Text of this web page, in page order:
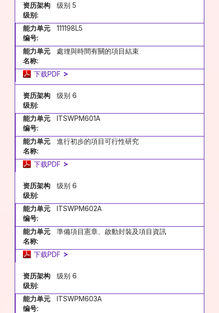
资历架构
级别:
级别 5
能力单元
编号:
111198L5
能力单元
名称:
處理與時間有關的項目結束
下载PDF
资历架构
级别:
级别 6
能力单元
编号:
ITSWPM601A
能力单元
名称:
進行初步的項目可行性研究
下载PDF
资历架构
级别:
级别 6
能力单元
编号:
ITSWPM602A
能力单元
名称:
準備項目憲章、啟動封裝及項目資訊
下载PDF
资历架构
级别:
级别 6
能力单元
编号:
ITSWPM603A